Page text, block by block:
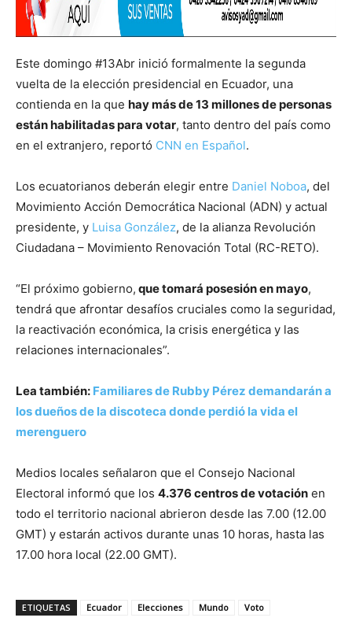
Este domingo #13Abr inició formalmente la segunda
vuelta de la elección presidencial en Ecuador, una
contienda en la que hay más de 13 millones de personas
están habilitadas para votar, tanto dentro del país como
en el extranjero, reportó CNN en Español.
Los ecuatorianos deberán elegir entre Daniel Noboa, del
Movimiento Acción Democrática Nacional (ADN) y actual
presidente, y Luisa González, de la alianza Revolución
Ciudadana – Movimiento Renovación Total (RC-RETO).
“El próximo gobierno, que tomará posesión en mayo,
tendrá que afrontar desafíos cruciales como la seguridad,
la reactivación económica, la crisis energética y las
relaciones internacionales”.
Lea también: Familiares de Rubby Pérez demandarán a
los dueños de la discoteca donde perdió la vida el
merenguero
Medios locales señalaron que el Consejo Nacional
Electoral informó que los 4.376 centros de votación en
todo el territorio nacional abrieron desde las 7.00 (12.00
GMT) y estarán activos durante unas 10 horas, hasta las
17.00 hora local (22.00 GMT).
ETIQUETAS Ecuador Elecciones Mundo Voto